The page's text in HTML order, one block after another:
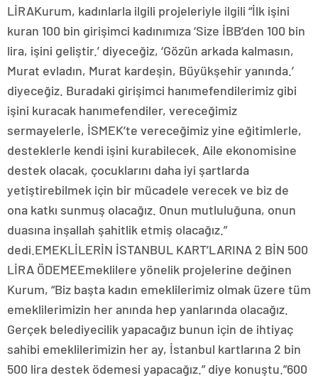
LİRAKurum, kadınlarla ilgili projeleriyle ilgili “İlk işini
kuran 100 bin girişimci kadınımıza ‘Size İBB’den 100 bin
lira, işini geliştir.’ diyeceğiz, ‘Gözün arkada kalmasın,
Murat evladın, Murat kardeşin, Büyükşehir yanında.’
diyeceğiz. Buradaki girişimci hanımefendilerimiz gibi
işini kuracak hanımefendiler, vereceğimiz
sermayelerle, İSMEK’te vereceğimiz yine eğitimlerle,
desteklerle kendi işini kurabilecek. Aile ekonomisine
destek olacak, çocuklarını daha iyi şartlarda
yetiştirebilmek için bir mücadele verecek ve biz de
ona katkı sunmuş olacağız. Onun mutluluğuna, onun
duasına inşallah şahitlik etmiş olacağız.”
dedi.EMEKLİLERİN İSTANBUL KART’LARINA 2 BİN 500
LİRA ÖDEMEEmeklilere yönelik projelerine değinen
Kurum, “Biz başta kadın emeklilerimiz olmak üzere tüm
emeklilerimizin her anında hep yanlarında olacağız.
Gerçek belediyecilik yapacağız bunun için de ihtiyaç
sahibi emeklilerimizin her ay, İstanbul kartlarına 2 bin
500 lira destek ödemesi yapacağız.” diye konuştu.”600